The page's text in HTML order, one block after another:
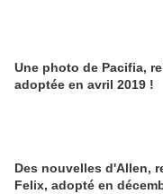
Une photo de Pacifia,
adoptée en avril 2019 !
Des nouvelles d'Allen,
Felix, adopté en